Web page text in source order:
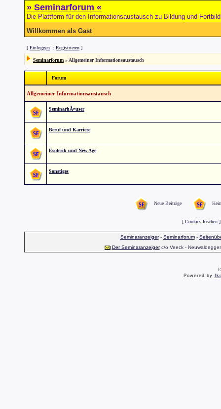
» Seminarforum «
Die Plattform für den Informationsaustausch zu Bildung und
Willkommen als Gast
[ Einloggen :: Registrieren ]
Seminarforum » Allgemeiner Informationsaustausch
Forum
Allgemeiner Informationsaustausch
SeminarhÃ¤user
Beruf und Karriere
Esoterik und New Age
Sonstiges
Neue Beiträge
[ Cookies löschen
Seminaranzeiger- Seminarforum-
Der Seminaranzeigerc/o Veeck -
Powered by